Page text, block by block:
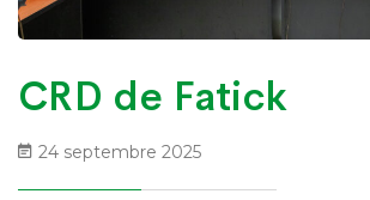
CRD de Fatick
24 septembre 2025